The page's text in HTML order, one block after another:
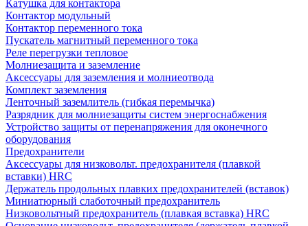
Катушка для контактора
Контактор модульный
Контактор переменного тока
Пускатель магнитный переменного тока
Реле перегрузки тепловое
Молниезащита и заземление
Аксессуары для заземления и молниеотвода
Комплект заземления
Ленточный заземлитель (гибкая перемычка)
Разрядник для молниезащиты систем энергоснабжения
Устройство защиты от перенапряжения для оконечного
оборудования
Предохранители
Аксессуары для низковольт. предохранителя (плавкой
вставки) HRC
Держатель продольных плавких предохранителей (вставок)
Миниатюрный слаботочный предохранитель
Низковольтный предохранитель (плавкая вставка) HRC